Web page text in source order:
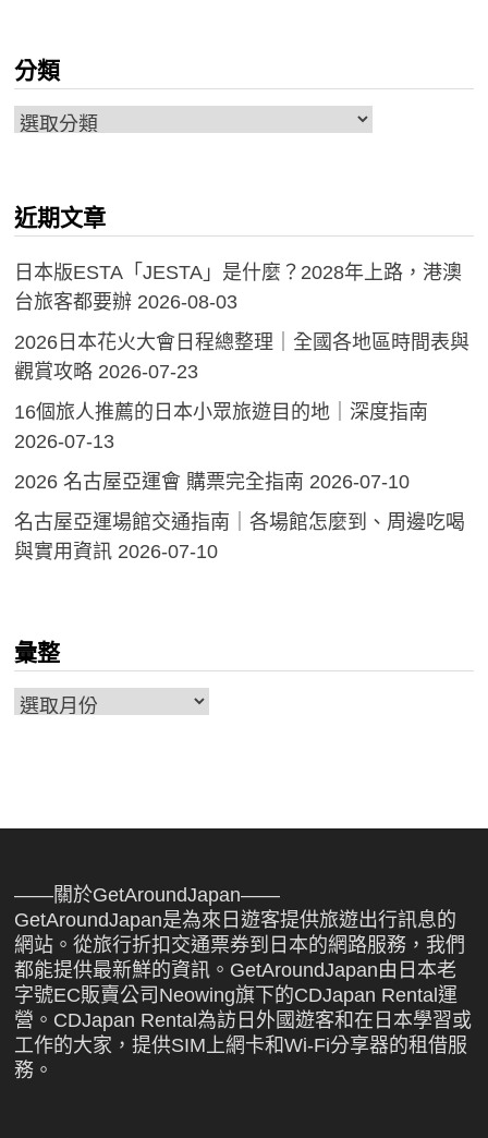
分類
分
近期文章
日本版ESTA「JESTA」是什麼？2028年上路，港澳
台旅客都要辦 2026-08-03
2026日本花火大會日程總整理｜全國各地區時間表與
觀賞攻略 2026-07-23
16個旅人推薦的日本小眾旅遊目的地｜深度指南
2026-07-13
2026 名古屋亞運會 購票完全指南 2026-07-10
名古屋亞運場館交通指南｜各場館怎麼到、周邊吃喝
與實用資訊 2026-07-10
彙整
彙
——關於GetAroundJapan——
GetAroundJapan是為來日遊客提供旅遊出行訊息的
網站。從旅行折扣交通票券到日本的網路服務，我們
都能提供最新鮮的資訊。GetAroundJapan由日本老
字號EC販賣公司Neowing旗下的CDJapan Rental運
營。CDJapan Rental為訪日外國遊客和在日本學習或
工作的大家，提供SIM上網卡和Wi-Fi分享器的租借服
務。